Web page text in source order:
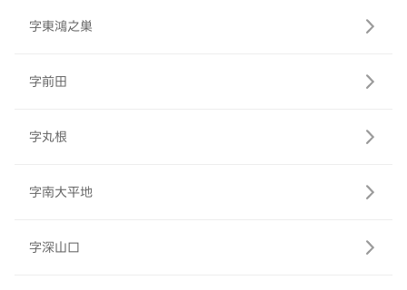
字東鴻之巣
字前田
字丸根
字南大平地
字深山口